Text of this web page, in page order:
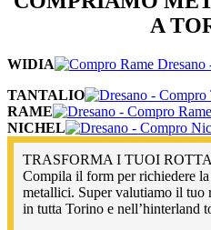
A
WIDIA
TANTALIO
RAME
NICHEL
TRASFORMA I TUOI
Compila il form per richiedere
metallici. Super valutiamo il tuo
in tutta Torino e nell’hinterland